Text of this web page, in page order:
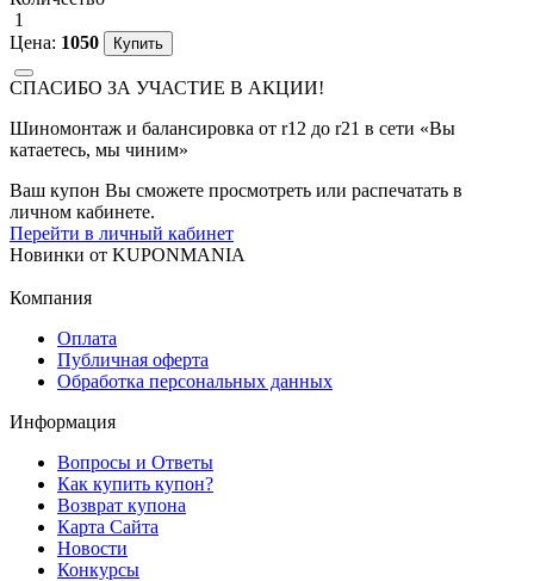
1
Цена: 1050
СПАСИБО ЗА УЧАСТИЕ В АКЦИИ!
Шиномонтаж и балансировка от r12 до r21 в сети «Вы
катаетесь, мы чиним»
Ваш купон Вы сможете просмотреть или распечатать в
личном кабинете.
Перейти в личный кабинет
Новинки от KUPONMANIA
Компания
Оплата
Публичная оферта
Обработка персональных данных
Информация
Вопросы и Ответы
Как купить купон?
Возврат купона
Карта Сайта
Новости
Конкурсы